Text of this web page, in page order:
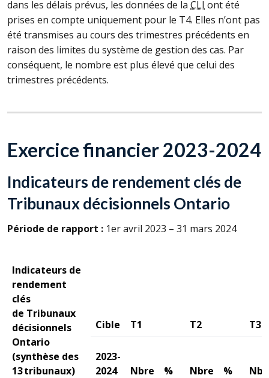
dans les délais prévus, les données de la CLI ont été
prises en compte uniquement pour le T4. Elles n’ont pas
été transmises au cours des trimestres précédents en
raison des limites du système de gestion des cas. Par
conséquent, le nombre est plus élevé que celui des
trimestres précédents.
Exercice financier 2023-2024
Indicateurs de rendement clés de
Tribunaux décisionnels Ontario
Période de rapport : 1er avril 2023 – 31 mars 2024
Indicateurs de
rendement
clés
de Tribunaux
décisionnels
Ontario
(synthèse des
13 tribunaux)
Cible T1 T2 T3
2023-
2024
Nbre % Nbre %